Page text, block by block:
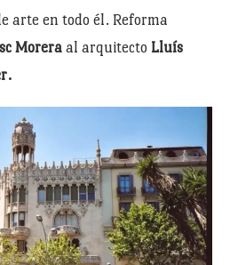
arte en todo él. Reforma
Morera al arquitecto Lluís